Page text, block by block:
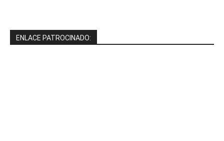
ENLACE PATROCINADO: